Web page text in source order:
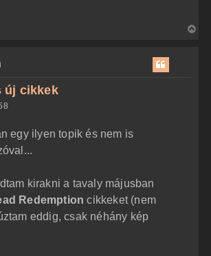
új cikkek
egy ilyen topik és nem is
kirakni a tavaly májusban
Redemptioncikkeket (nem
eddig, csak néhány kép